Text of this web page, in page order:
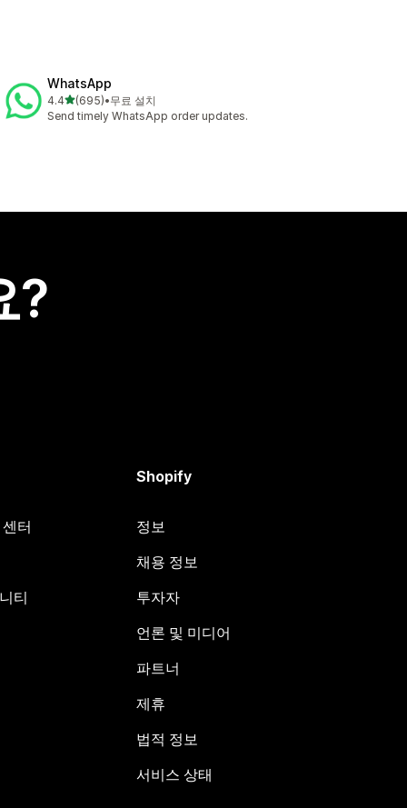
WhatsApp
4.4별 5개 중
(695)
총 리뷰 695개
•무료 설치
Send timely WhatsApp order updates.
?
터
티
Shopify
정보
채용 정보
투자자
언론 및 미디어
파트너
제휴
법적 정보
서비스 상태